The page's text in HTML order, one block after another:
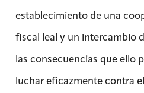
establecimiento de una
fiscal leal y un intercambio
las consecuencias que ello
luchar eficazmente contra